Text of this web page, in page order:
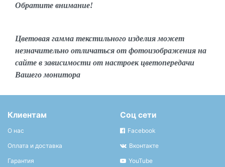
Обратите внимание!
Цветовая гамма текстильного изделия может
незначительно отличаться от фотоизображения на
сайте в зависимости от настроек цветопередачи
Вашего монитора
Клиентам
О нас
Оплата и доставка
Гарантия
Соц сети
Facebook
Вконтакте
YouTube